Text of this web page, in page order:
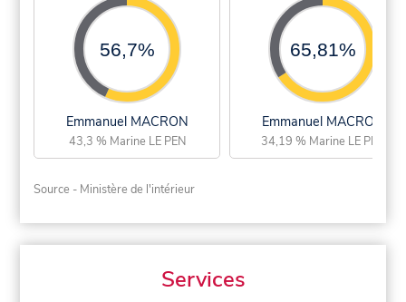
56,7%
Emmanuel MACRON
43,3 % Marine LE PEN
65,81%
Emmanuel MACRON
34,19 % Marine LE PEN
Source - Ministère de l'intérieur
Services